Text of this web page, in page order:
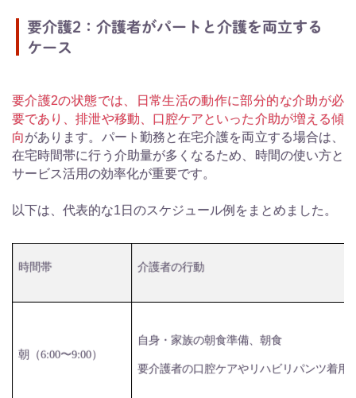
要介護2：介護者がパートと介護を両立する
ケース
要介護2の状態では、日常生活の動作に部分的な介助が必
要であり、排泄や移動、口腔ケアといった介助が増える傾
向があります。パート勤務と在宅介護を両立する場合は、
在宅時間帯に行う介助量が多くなるため、時間の使い方と
サービス活用の効率化が重要です。
以下は、代表的な1日のスケジュール例をまとめました。
時間帯 介護者の行動
朝（6:00〜9:00）
自身・家族の朝食準備、朝食
要介護者の口腔ケアやリハビリパンツ着用